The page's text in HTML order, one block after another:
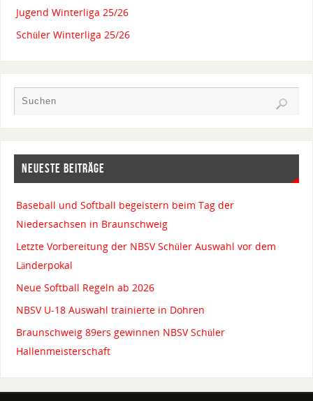
Jugend Winterliga 25/26
Schüler Winterliga 25/26
NEUESTE BEITRÄGE
Baseball und Softball begeistern beim Tag der
Niedersachsen in Braunschweig
Letzte Vorbereitung der NBSV Schüler Auswahl vor dem
Länderpokal
Neue Softball Regeln ab 2026
NBSV U-18 Auswahl trainierte in Dohren
Braunschweig 89ers gewinnen NBSV Schüler
Hallenmeisterschaft